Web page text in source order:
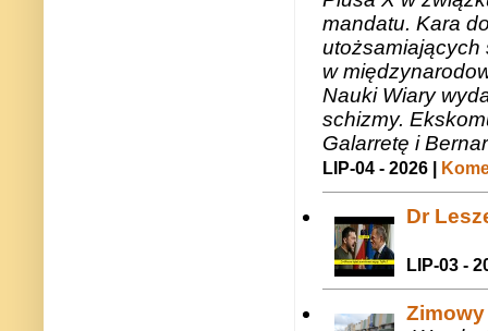
mandatu. Kara
utożsamiających
w
Nauki Wiary
schizmy.
Galarretę i
LIP-04 - 2026 |
Dr
LIP-03 -